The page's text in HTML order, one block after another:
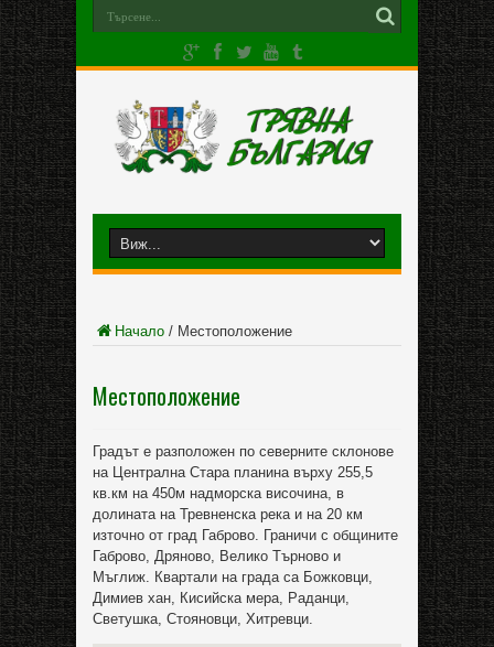
Начало / Местоположение
Местоположение
Градът е разположен по северните склонове
на Централна Стара планина върху 255,5
кв.км на 450м надморска височина, в
долината на Тревненска река и на 20 км
източно от град Габрово. Граничи с общините
Габрово, Дряново, Велико Търново и
Мъглиж. Квартали на града са Божковци,
Димиев хан, Кисийска мера, Раданци,
Светушка, Стояновци, Хитревци.